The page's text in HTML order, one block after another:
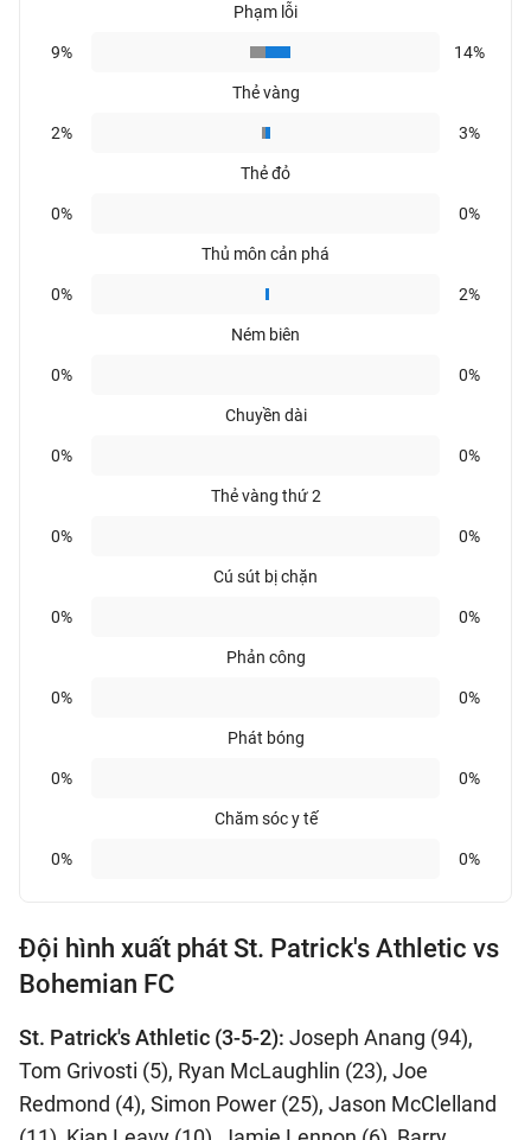
Phạm lỗi
9% 14%
Thẻ vàng
2% 3%
Thẻ đỏ
0% 0%
Thủ môn cản phá
0% 2%
Ném biên
0% 0%
Chuyền dài
0% 0%
Thẻ vàng thứ 2
0% 0%
Cú sút bị chặn
0% 0%
Phản công
0% 0%
Phát bóng
0% 0%
Chăm sóc y tế
0% 0%
Đội hình xuất phát St. Patrick's Athletic vs
Bohemian FC
St. Patrick's Athletic (3-5-2): Joseph Anang (94),
Tom Grivosti (5), Ryan McLaughlin (23), Joe
Redmond (4), Simon Power (25), Jason McClelland